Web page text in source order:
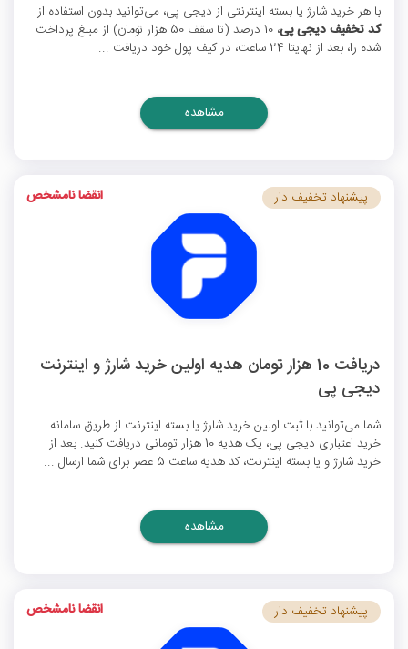
با هر خرید شارژ یا بسته اینترنتی از دیجی پی، می‌توانید بدون استفاده از
کد تخفیف دیجی پی
، 10 درصد (تا سقف 50 هزار تومان) از مبلغ پرداخت
شده را، بعد از نهایتا 24 ساعت، در کیف پول خود دریافت ...
مشاهده
دریافت 10 هزار تومان هدیه اولین خرید شارژ و اینترنت
دیجی پی
شما می‌توانید با ثبت اولین خرید شارژ یا بسته اینترنت از طریق سامانه
خرید اعتباری دیجی پی، یک هدیه 10 هزار تومانی دریافت کنید. بعد از
خرید شارژ و یا بسته اینترنت، کد هدیه ساعت 5 عصر برای شما ارسال ...
پیشنهاد تخفیف دار انقضا نامشخص
مشاهده
پیشنهاد تخفیف دار انقضا نامشخص